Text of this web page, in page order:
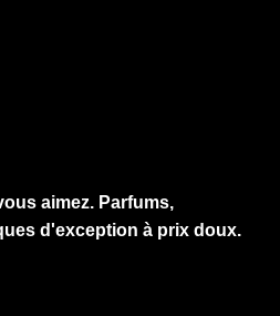
aimez. Parfums,
d'exception à prix doux.